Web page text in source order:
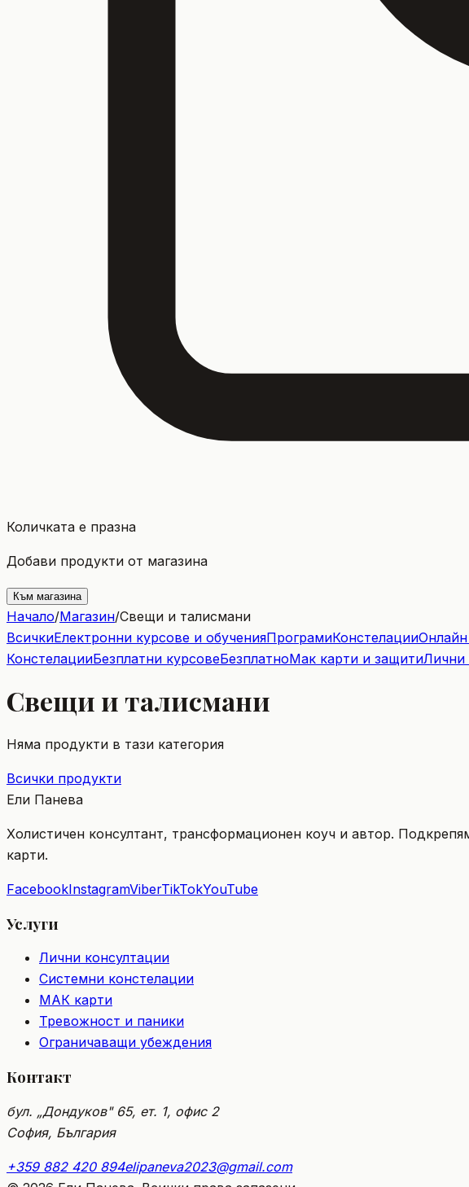
Количката е празна
Добави продукти от магазина
Към магазина
Начало/Магазин/Свещи и талисмани
ВсичкиЕлектронни курсове и обученияПрограмиКонстелации
КонстелацииБезплатни курсовеБезплатноМак карти и защитиЛични
Свещи и талисмани
Няма продукти в тази категория
Всички продукти
Ели Панева
Холистичен консултант, трансформационен коуч и автор.
карти.
FacebookInstagramViberTikTokYouTube
Услуги
Лични консултации
Системни констелации
МАК карти
Тревожност и паники
Ограничаващи убеждения
Контакт
бул. „Дондуков" 65, ет. 1, офис 2
София, България
+359 882 420 894elipaneva2023@gmail.com